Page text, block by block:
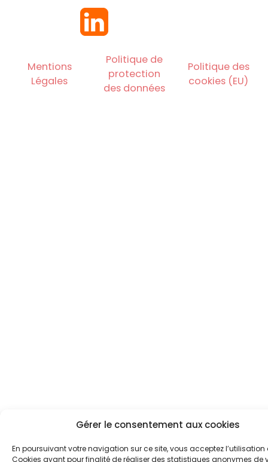
Gérer le consentement aux cookies
En poursuivant votre navigation sur ce site, vous acceptez l’utilisation
Cookies ayant pour finalité de réaliser des statistiques anonymes de
Mentions
Légales
Politique de
protection
des données
Politique des
cookies (EU)